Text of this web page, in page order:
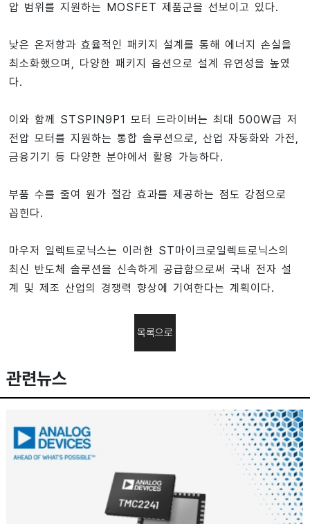
압 범위를 지원하는 MOSFET 제품군을 선보이고 있다.
낮은 온저항과 효율적인 패키지 설계를 통해 에너지 손실을
최소화했으며, 다양한 패키지 옵션으로 설계 유연성을 높였
다.
이와 함께 STSPIN9P1 모터 드라이버는 최대 500W급 저
전압 모터를 지원하는 통합 솔루션으로, 산업 자동화와 가전,
금융기기 등 다양한 분야에서 활용 가능하다.
부품 수를 줄여 원가 절감 효과를 제공하는 점도 강점으로
꼽힌다.
마우저 일렉트로닉스는 이러한 ST마이크로일렉트로닉스의
최신 반도체 솔루션을 신속하게 공급함으로써 국내 전자 설
계 및 제조 산업의 경쟁력 향상에 기여한다는 계획이다.
목록으로
관련뉴스